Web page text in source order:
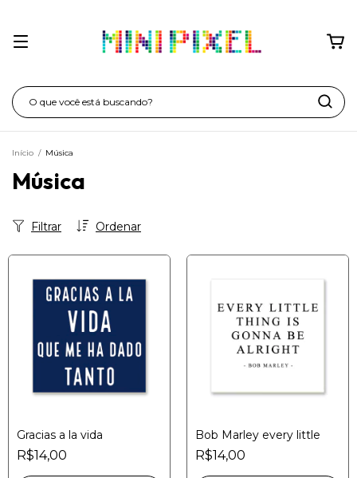
Início / Música
Música
Ordenar
Filtrar
Gracias a la vida
R$14,00
Bob Marley every little
R$14,00